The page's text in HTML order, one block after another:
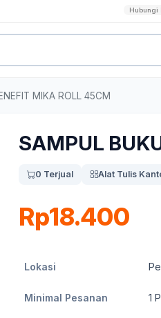
Hubungi
MIKA ROLL 45CM
SAMPUL
0 Terjual Alat Tulis
Rp18.400
Lokasi
Minimal Pesanan 1